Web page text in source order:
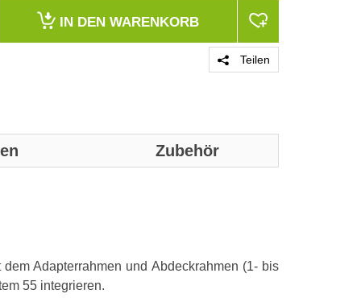
IN DEN WARENKORB
Teilen
Zubehör
Adapterrahmen und Abdeckrahmen (1- bis
55 integrieren.